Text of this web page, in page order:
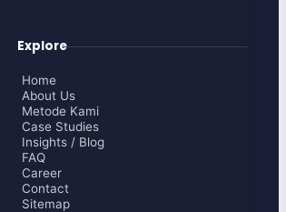
Explore
Home
About Us
Metode Kami
Case Studies
Insights / Blog
FAQ
Career
Contact
Sitemap